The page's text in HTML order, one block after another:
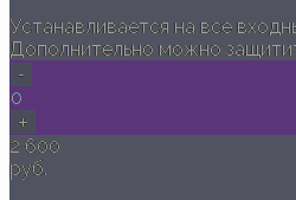
Устанавливается на все
Дополнительно можно
-
0
+
2 600
руб.